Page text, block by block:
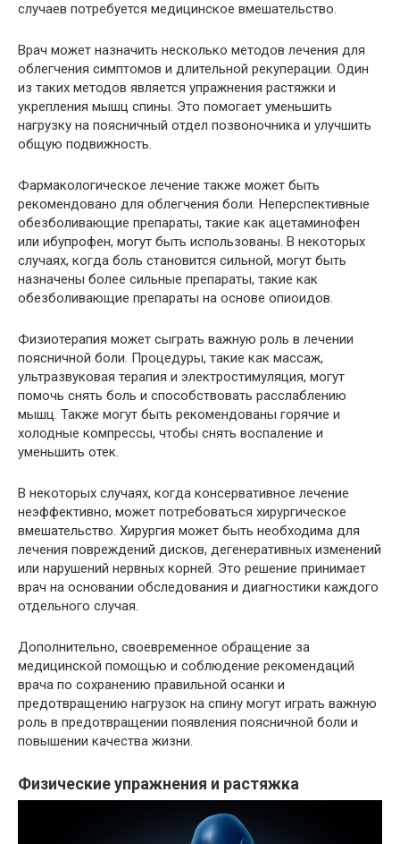
случаев потребуется медицинское вмешательство.
Врач может назначить несколько методов лечения для
облегчения симптомов и длительной рекуперации. Один
из таких методов является упражнения растяжки и
укрепления мышц спины. Это помогает уменьшить
нагрузку на поясничный отдел позвоночника и улучшить
общую подвижность.
Фармакологическое лечение также может быть
рекомендовано для облегчения боли. Неперспективные
обезболивающие препараты, такие как ацетаминофен
или ибупрофен, могут быть использованы. В некоторых
случаях, когда боль становится сильной, могут быть
назначены более сильные препараты, такие как
обезболивающие препараты на основе опиоидов.
Физиотерапия может сыграть важную роль в лечении
поясничной боли. Процедуры, такие как массаж,
ультразвуковая терапия и электростимуляция, могут
помочь снять боль и способствовать расслаблению
мышц. Также могут быть рекомендованы горячие и
холодные компрессы, чтобы снять воспаление и
уменьшить отек.
В некоторых случаях, когда консервативное лечение
неэффективно, может потребоваться хирургическое
вмешательство. Хирургия может быть необходима для
лечения повреждений дисков, дегенеративных изменений
или нарушений нервных корней. Это решение принимает
врач на основании обследования и диагностики каждого
отдельного случая.
Дополнительно, своевременное обращение за
медицинской помощью и соблюдение рекомендаций
врача по сохранению правильной осанки и
предотвращению нагрузок на спину могут играть важную
роль в предотвращении появления поясничной боли и
повышении качества жизни.
Физические упражнения и растяжка